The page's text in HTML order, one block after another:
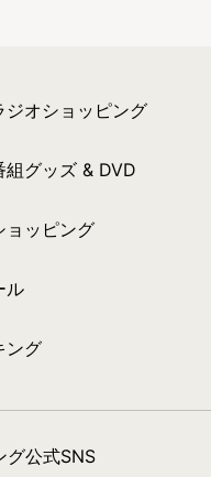
ジオショッピング
組グッズ & DVD
ョッピング
ル
ング
グ公式SNS